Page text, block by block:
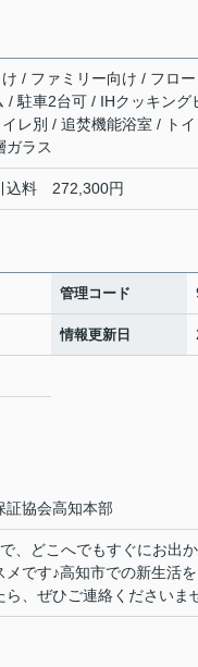
/ ファミリー向け / フロ
駐車2台可 / IHクッキン
レ別 / 追焚機能浴室 / ト
ガラス
込料 272,300円
管理コード
情報更新日
協会高知本部
、どこへでもすぐにお出
です♪高知市での新生活
、ぜひご連絡くださいま